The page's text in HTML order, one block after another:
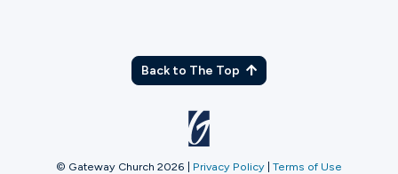
Back to The Top
© Gateway Church 2026 Privacy Policy Terms of Use